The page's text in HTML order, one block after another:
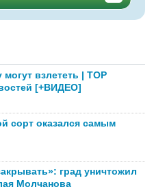
взлететь | TOP
[+ВИДЕО]
сорт оказался самым
град уничтожил
Молчанова